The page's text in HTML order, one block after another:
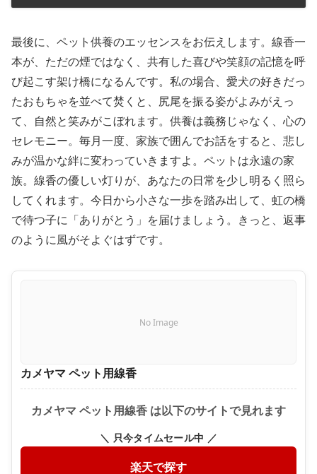
最後に、ペット供養のエッセンスをお伝えします。線香一
本が、ただの煙ではなく、共有した喜びや笑顔の記憶を呼
び起こす架け橋になるんです。私の場合、愛犬の好きだっ
たおもちゃを並べて焚くと、尻尾を振る姿がよみがえっ
て、自然と笑みがこぼれます。供養は義務じゃなく、心の
セレモニー。毎月一度、家族で囲んでお話をすると、悲し
みが温かな絆に変わっていきますよ。ペットは永遠の家
族。線香の優しい灯りが、あなたの日常を少し明るく照ら
してくれます。今日から小さな一歩を踏み出して、虹の橋
で待つ子に「ありがとう」を届けましょう。きっと、返事
のように風がそよぐはずです。
No Image
カメヤマ ペット用線香
カメヤマ ペット用線香 は以下のサイトで見れます
＼ 只今タイムセール中 ／
楽天で探す